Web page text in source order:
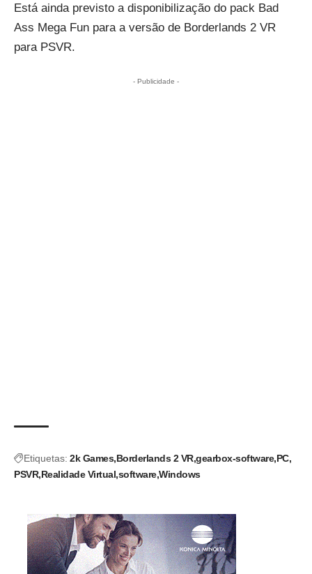
Está ainda previsto a disponibilização do pack Bad
Ass Mega Fun para a versão de Borderlands 2 VR
para PSVR.
- Publicidade -
Etiquetas: 2k Games Borderlands 2 VR gearbox-software PC
PSVR Realidade Virtual software Windows